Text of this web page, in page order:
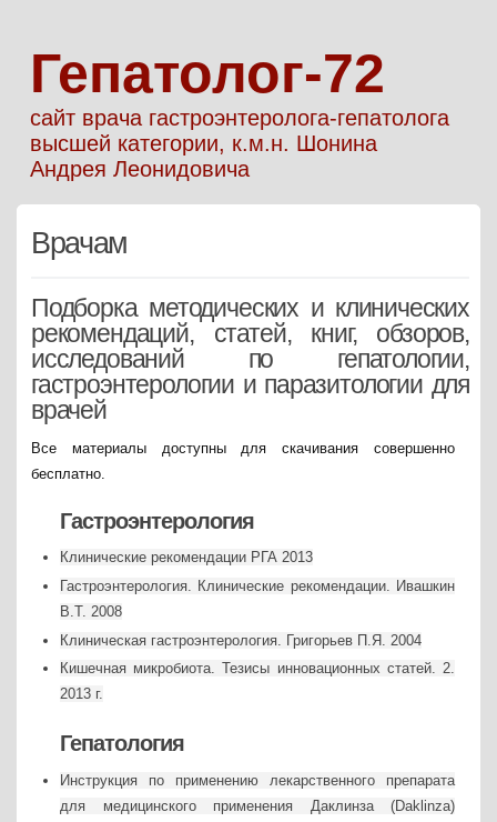
Гепатолог-72
сайт врача гастроэнтеролога-гепатолога
высшей категории, к.м.н. Шонина
Андрея Леонидовича
Врачам
Подборка методических и клинических
рекомендаций, статей, книг, обзоров,
исследований по гепатологии,
гастроэнтерологии и паразитологии для
врачей
Все материалы доступны для скачивания совершенно
бесплатно.
Гастроэнтерология
Клинические рекомендации РГА 2013
Гастроэнтерология. Клинические рекомендации. Ивашкин
В.Т. 2008
Клиническая гастроэнтерология. Григорьев П.Я. 2004
Кишечная микробиота. Тезисы инновационных статей. 2.
2013 г.
Гепатология
Инструкция по применению лекарственного препарата
для медицинского применения Даклинза (Daklinza)